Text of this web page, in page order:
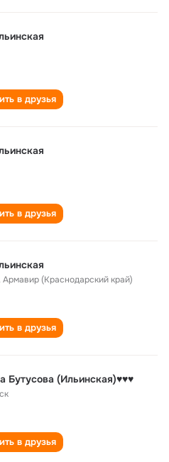
в друзья
в друзья
Армавир (Краснодарский край)
в друзья
Бутусова (Ильинская)♥♥♥
в друзья